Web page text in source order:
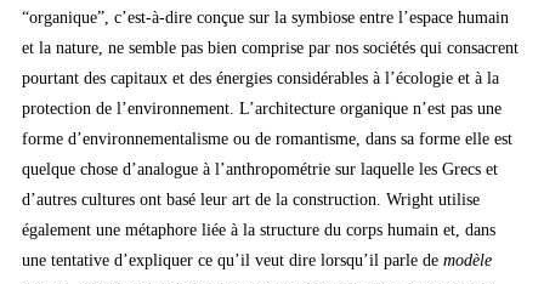
“organique”, c’est-à-dire conçue sur la symbiose entre l’espace humain
et la nature, ne semble pas bien comprise par nos sociétés qui consacrent
pourtant des capitaux et des énergies considérables à l’écologie et à la
protection de l’environnement. L’architecture organique n’est pas une
forme d’environnementalisme ou de romantisme, dans sa forme elle est
quelque chose d’analogue à l’anthropométrie sur laquelle les Grecs et
d’autres cultures ont basé leur art de la construction. Wright utilise
également une métaphore liée à la structure du corps humain et, dans
une tentative d’expliquer ce qu’il veut dire lorsqu’il parle de modèle